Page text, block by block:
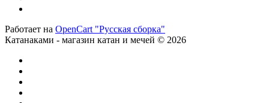
Работает на OpenCart "Русская сборка"
Катанаками - магазин катан и мечей © 2026